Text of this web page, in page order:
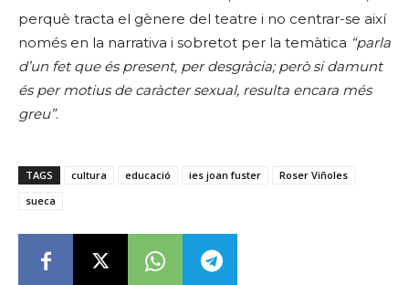
perquè tracta el gènere del teatre i no centrar-se així
només en la narrativa i sobretot per la temàtica “parla
d’un fet que és present, per desgràcia; però si damunt
és per motius de caràcter sexual, resulta encara més
greu”.
TAGS cultura educació ies joan fuster
Roser Viñoles
sueca